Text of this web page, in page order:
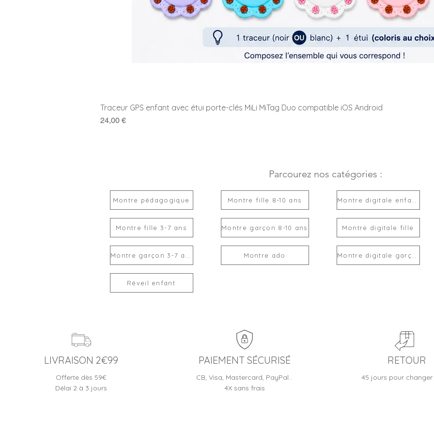
Traceur GPS enfant avec étui porte-clés MiLi MiTag Duo compatible iOS Android
Prix
24,00 €
Parcourez nos catégories :
Montre pédagogique
Montre fille 3-7 ans
Montre fille 8-10 ans
Montre garçon 8-10 ans
Montre ado
Montre digitale fille
Réveil enfant
LIVRAISON 2€99
Offerte dès 59€
Délai 2 à 3 jours
PAIEMENT SÉCURISÉ
CB, Visa, Mastercard, PayPal…
4X sans frais
RETOUR
45 jours pour changer